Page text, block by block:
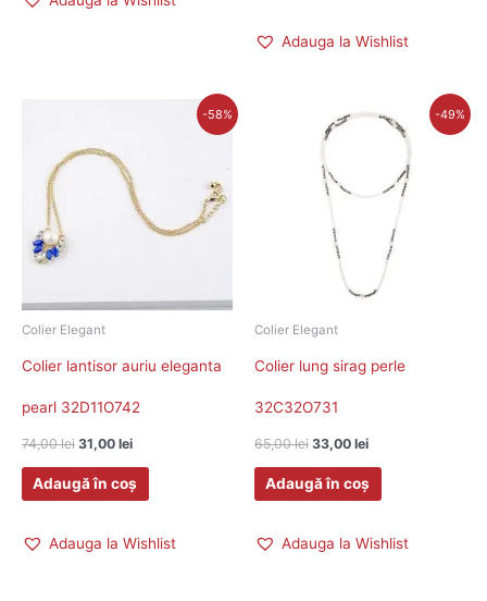
Adauga la Wishlist
-58%
Colier Elegant
Colier lantisor auriu eleganta
pearl 32D11O742
74,00lei
fost:
74,00 lei.
31,00 lei
Adaugă în coș
Adauga la Wishlist
-49%
Colier Elegant
Colier lung sirag perle
32C32O731
65,00lei
inițial
65,00 lei.
33,00 lei
curent
Adaugă în coș
Adauga la Wishlist